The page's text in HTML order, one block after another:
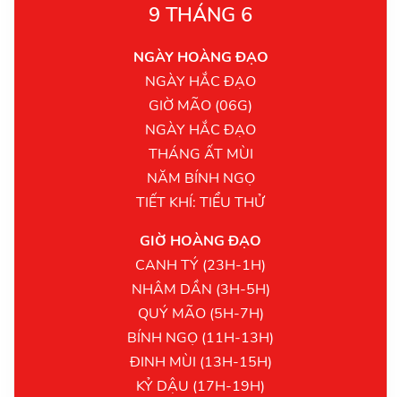
9 THÁNG 6
NGÀY HOÀNG ĐẠO
NGÀY HẮC ĐẠO
GIỜ MÃO (06G)
NGÀY HẮC ĐẠO
THÁNG ẤT MÙI
NĂM BÍNH NGỌ
TIẾT KHÍ: TIỂU THỬ
GIỜ HOÀNG ĐẠO
CANH TÝ (23H-1H)
NHÂM DẦN (3H-5H)
QUÝ MÃO (5H-7H)
BÍNH NGỌ (11H-13H)
ĐINH MÙI (13H-15H)
KỶ DẬU (17H-19H)